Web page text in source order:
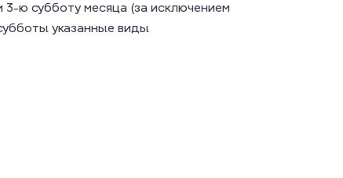
ю субботу месяца (за исключением
указанные виды